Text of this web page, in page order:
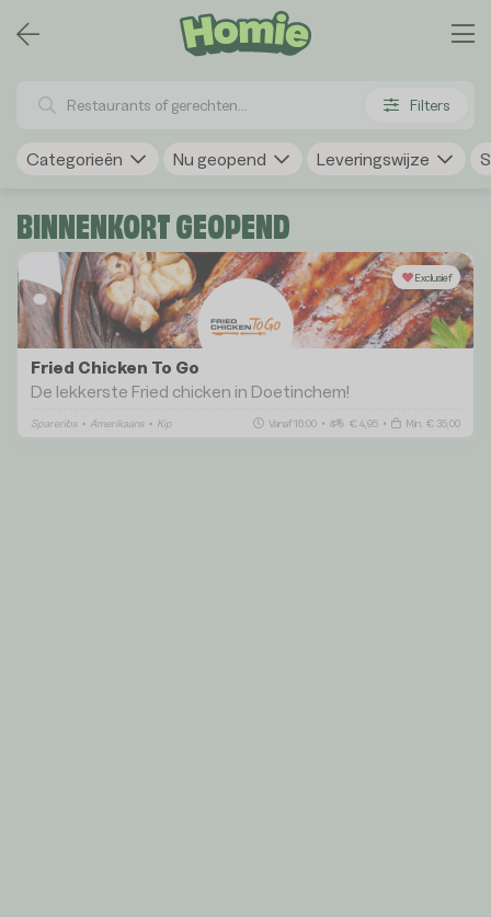
Filters
Categorieën Nu geopend Leveringswijze
BINNENKORT GEOPEND
Exclusief
Fried Chicken To Go
De lekkerste Fried chicken in Doetinchem!
Spareribs • Amerikaans • Kip Vanaf 16:00 • € 4,95 • Min. € 35,00